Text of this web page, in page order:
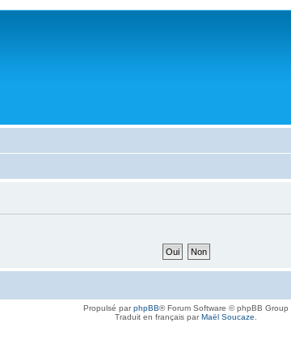
Propulsé parphpBB® Forum Software © phpBB Group
Traduit en français parMaël Soucaze